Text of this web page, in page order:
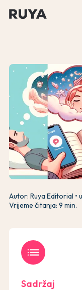
Autor: Ruya Editorial
Vrijeme čitanja: 9 min.
list
Sadržaj